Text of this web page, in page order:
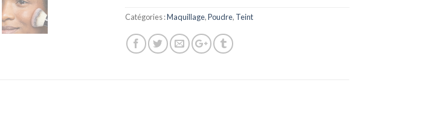
Catégories :Maquillage,Poudre, Teint